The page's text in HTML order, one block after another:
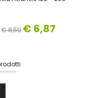
€ 8,59 € 6,87